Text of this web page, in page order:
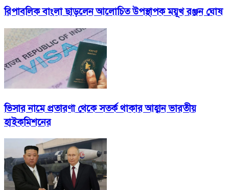
রিপাবলিক বাংলা ছাড়লেন আলোচিত উপস্থাপক ময়ূখ রঞ্জন ঘোষ
ভিসার নামে প্রতারণা থেকে সতর্ক থাকার আহ্বান ভারতীয়
হাইকমিশনের